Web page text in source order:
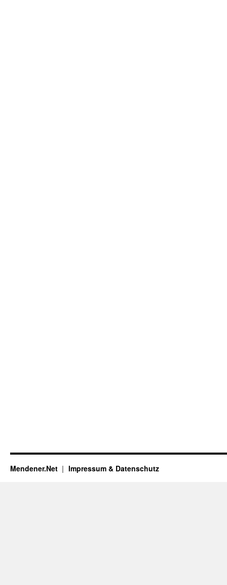
Mendener.Net Impressum & Datenschutz